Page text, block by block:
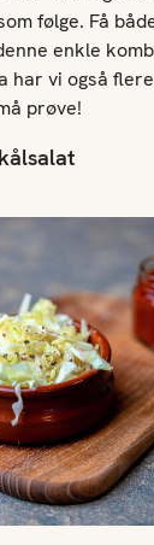
følge. Få
enkle
har vi også
prøve!